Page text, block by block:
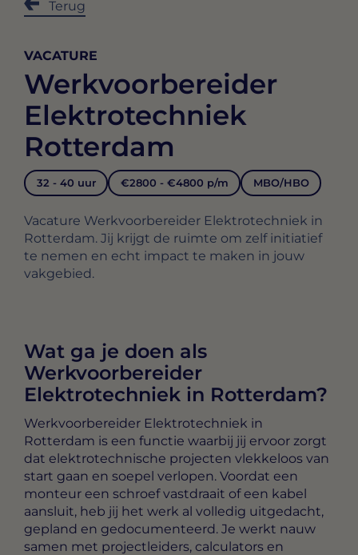
Terug
VACATURE
Werkvoorbereider
Elektrotechniek
Rotterdam
32 - 40 uur €2800 - €4800 p/m MBO/HBO
Vacature Werkvoorbereider Elektrotechniek in
Rotterdam. Jij krijgt de ruimte om zelf initiatief
te nemen en echt impact te maken in jouw
vakgebied.
Wat ga je doen als
Werkvoorbereider
Elektrotechniek in Rotterdam?
Werkvoorbereider Elektrotechniek in
Rotterdam is een functie waarbij jij ervoor zorgt
dat elektrotechnische projecten vlekkeloos van
start gaan en soepel verlopen. Voordat een
monteur een schroef vastdraait of een kabel
aansluit, heb jij het werk al volledig uitgedacht,
gepland en gedocumenteerd. Je werkt nauw
samen met projectleiders, calculators en